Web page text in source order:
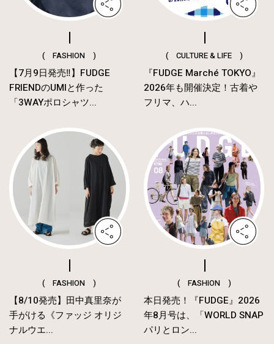
( FASHION )
【7月9日発売‼︎】FUDGE
FRIENDのUMIと作った
「3WAYポロシャツ...
( CULTURE & LIFE )
『FUDGE Marché TOKYO』
2026年も開催決定！古着や
フリマ、ハ...
( FASHION )
【8/10発売】田中真里奈が
手がける《ファッジ オリジ
ナルウエ...
( FASHION )
本日発売！『FUDGE』2026
年8月号は、「WORLD SNAP
パリとロン...